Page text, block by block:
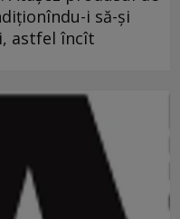
i să-şi
astfel încît